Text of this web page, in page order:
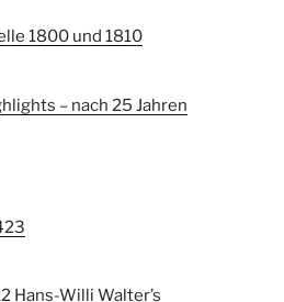
1800 und 1810
– nach 25 Jahren
Hans-Willi Walter’s